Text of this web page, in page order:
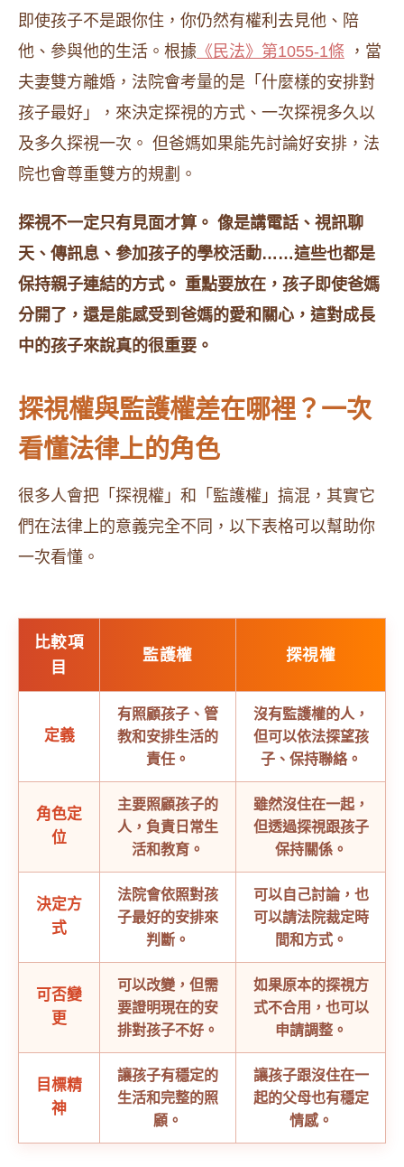
即使孩子不是跟你住，你仍然有權利去見他、陪
他、參與他的生活。根據 《民法》第1055-1條 ，當
夫妻雙方離婚，法院會考量的是「什麼樣的安排對
孩子最好」，來決定探視的方式、一次探視多久以
及多久探視一次。 但爸媽如果能先討論好安排，法
院也會尊重雙方的規劃。
探視不一定只有見面才算。 像是講電話、視訊聊
天、傳訊息、參加孩子的學校活動……這些也都是
保持親子連結的方式。 重點要放在，孩子即使爸媽
分開了，還是能感受到爸媽的愛和關心，這對成長
中的孩子來說真的很重要。
探視權與監護權差在哪裡？一次
看懂法律上的角色
很多人會把「探視權」和「監護權」搞混，其實它
們在法律上的意義完全不同，以下表格可以幫助你
一次看懂。
比較項
目
監護權 探視權
定義
有照顧孩子、管
教和安排生活的
責任。
沒有監護權的人，
但可以依法探望孩
子、保持聯絡。
角色定
位
主要照顧孩子的
人，負責日常生
活和教育。
雖然沒住在一起，
但透過探視跟孩子
保持關係。
決定方
式
法院會依照對孩
子最好的安排來
判斷。
可以自己討論，也
可以請法院裁定時
間和方式。
可否變
更
可以改變，但需
要證明現在的安
排對孩子不好。
如果原本的探視方
式不合用，也可以
申請調整。
目標精
神
讓孩子有穩定的
生活和完整的照
顧。
讓孩子跟沒住在一
起的父母也有穩定
情感。